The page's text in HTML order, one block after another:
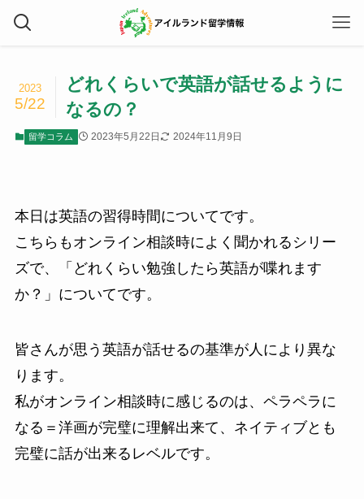
どれくらいで英語が話せるように
なるの？
2023
5/22
留学コラム 2023年5月22日 2024年11月9日
本日は英語の習得時間についてです。
こちらもオンライン相談時によく聞かれるシリー
ズで、「どれくらい勉強したら英語が喋れます
か？」についてです。
皆さんが思う英語が話せるの基準が人により異な
ります。
私がオンライン相談時に感じるのは、ペラペラに
なる＝洋画が完璧に理解出来て、ネイティブとも
完璧に話が出来るレベルです。